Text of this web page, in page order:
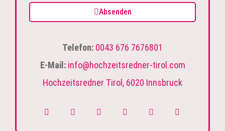
Absenden
Telefon: 0043 676 7676801
E-Mail: info@hochzeitsredner-tirol.com
Hochzeitsredner Tirol, 6020 Innsbruck